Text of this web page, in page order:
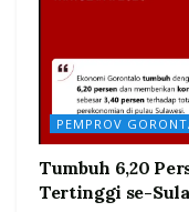
PEMPROV
Tumbuh 6,20
Tertinggi se-